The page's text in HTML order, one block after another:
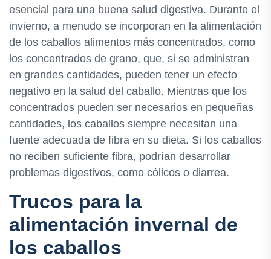
esencial para una buena salud digestiva. Durante el
invierno, a menudo se incorporan en la alimentación
de los caballos alimentos más concentrados, como
los concentrados de grano, que, si se administran
en grandes cantidades, pueden tener un efecto
negativo en la salud del caballo. Mientras que los
concentrados pueden ser necesarios en pequeñas
cantidades, los caballos siempre necesitan una
fuente adecuada de fibra en su dieta. Si los caballos
no reciben suficiente fibra, podrían desarrollar
problemas digestivos, como cólicos o diarrea.
Trucos para la
alimentación invernal de
los caballos